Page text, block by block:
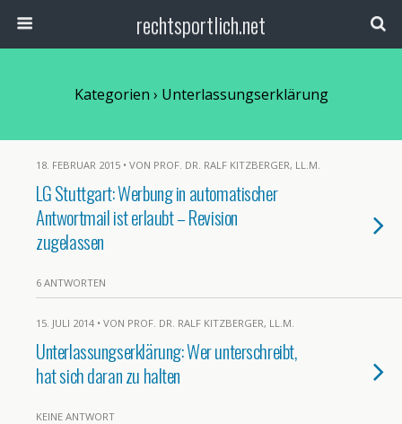
rechtsportlich.net
Kategorien › Unterlassungserklärung
18. FEBRUAR 2015 • VON PROF. DR. RALF KITZBERGER, LL.M.
LG Stuttgart: Werbung in automatischer
Antwortmail ist erlaubt – Revision
zugelassen
6 ANTWORTEN
15. JULI 2014 • VON PROF. DR. RALF KITZBERGER, LL.M.
Unterlassungserklärung: Wer unterschreibt,
hat sich daran zu halten
KEINE ANTWORT